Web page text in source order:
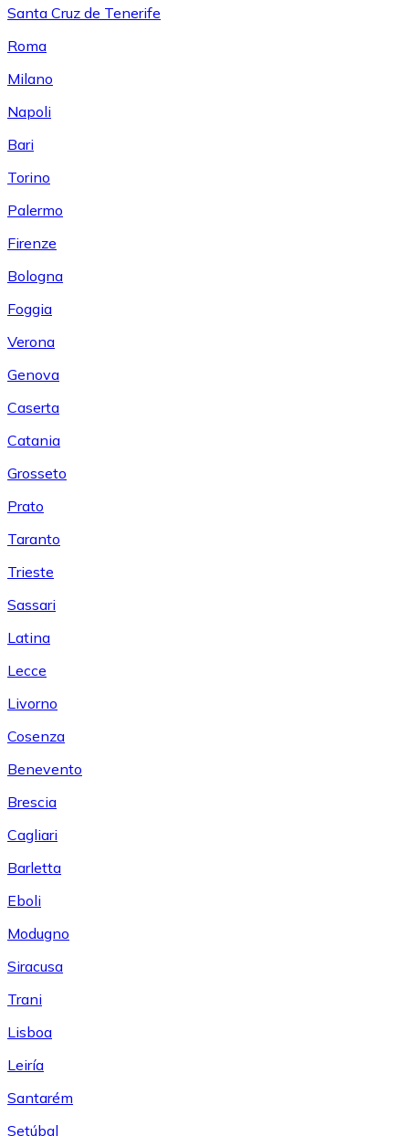
Santa Cruz de Tenerife
Roma
Milano
Napoli
Bari
Torino
Palermo
Firenze
Bologna
Foggia
Verona
Genova
Caserta
Catania
Grosseto
Prato
Taranto
Trieste
Sassari
Latina
Lecce
Livorno
Cosenza
Benevento
Brescia
Cagliari
Barletta
Eboli
Modugno
Siracusa
Trani
Lisboa
Leiría
Santarém
Setúbal